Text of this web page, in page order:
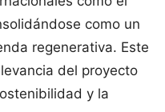
como un
regenerativa. Este
del proyecto
y la